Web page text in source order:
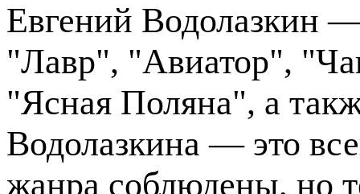
Евгений Водолазкин
"Лавр", "Авиатор",
"Ясная Поляна", а
Водолазкина — это
жанра соблюдены, но